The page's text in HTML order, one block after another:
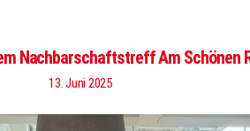
Nachbarschaftstreff Am Schönen
13. Juni 2025